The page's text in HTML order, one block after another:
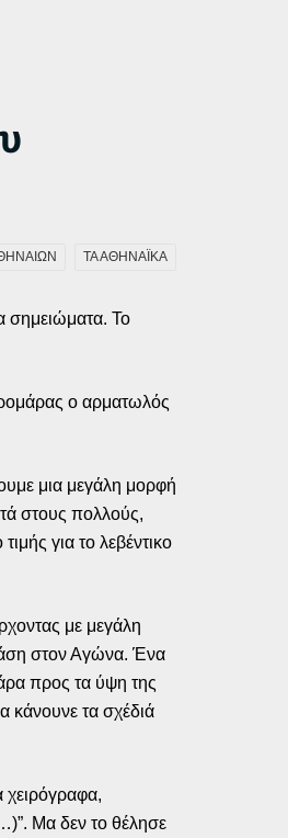
ΤΑ ΑΘΗΝΑΪΚΑ
σημειώματα. Το
ο αρματωλός
μια μεγάλη μορφή
στους πολλούς,
για το λεβέντικο
με μεγάλη
στον Αγώνα. Ένα
προς τα ύψη της
κάνουνε τα σχέδιά
χειρόγραφα,
Μα δεν το θέλησε